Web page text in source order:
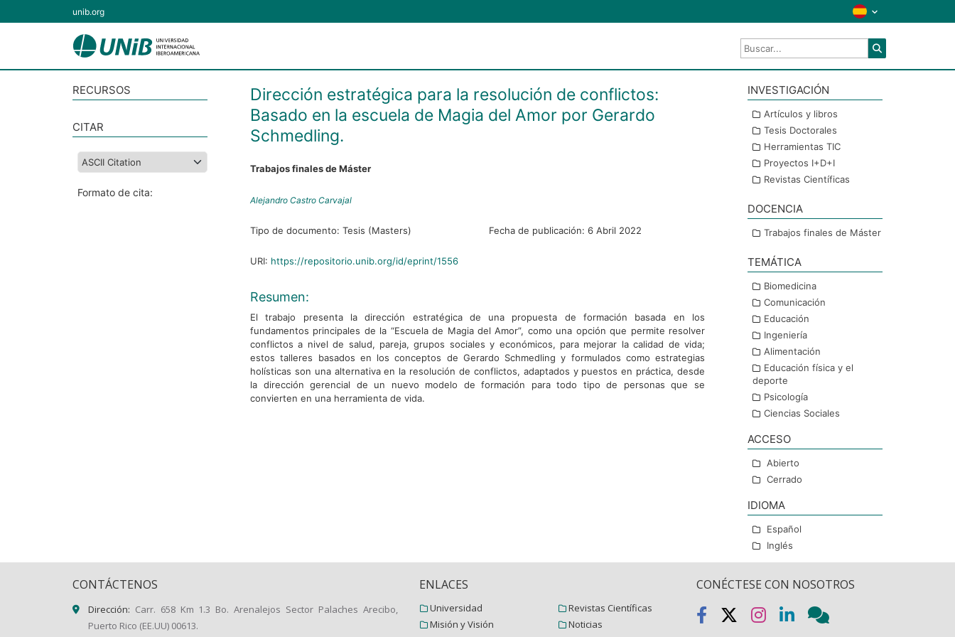
unib.org
RECURSOS
CITAR
Formato de cita:
Dirección estratégica para la resolución de conflictos:
Basado en la escuela de Magia del Amor por Gerardo
Schmedling.
Trabajos finales de Máster
Alejandro Castro Carvajal
Tipo de documento: Tesis (Masters) Fecha de publicación: 6 Abril 2022
URI: https://repositorio.unib.org/id/eprint/1556
Resumen:
El trabajo presenta la dirección estratégica de una propuesta de formación basada en los
fundamentos principales de la “Escuela de Magia del Amor”, como una opción que permite resolver
conflictos a nivel de salud, pareja, grupos sociales y económicos, para mejorar la calidad de vida;
estos talleres basados en los conceptos de Gerardo Schmedling y formulados como estrategias
holísticas son una alternativa en la resolución de conflictos, adaptados y puestos en práctica, desde
la dirección gerencial de un nuevo modelo de formación para todo tipo de personas que se
convierten en una herramienta de vida.
INVESTIGACIÓN
Artículos y libros
Tesis Doctorales
Herramientas TIC
Proyectos I+D+I
Revistas Científicas
DOCENCIA
Trabajos finales de Máster
TEMÁTICA
Biomedicina
Comunicación
Educación
Ingeniería
Alimentación
Educación física y el
deporte
Psicología
Ciencias Sociales
ACCESO
Abierto
Cerrado
IDIOMA
Español
Inglés
CONTÁCTENOS
Dirección: Carr. 658 Km 1.3 Bo. Arenalejos Sector Palaches Arecibo,
Puerto Rico (EE.UU) 00613.
ENLACES
Universidad
Misión y Visión
Revistas Científicas
Noticias
CONÉCTESE CON NOSOTROS